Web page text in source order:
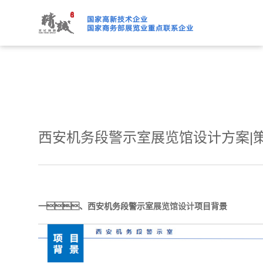
91桃色APP下载免费版,91
西安机务段警示室展览馆设计方案|
一、西安机务段警示室展览馆设计项目背景